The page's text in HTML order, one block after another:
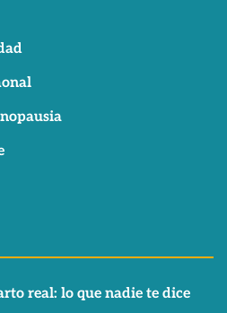
real: lo que nadie te dice